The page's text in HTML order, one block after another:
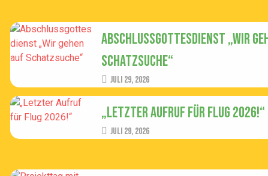
Abschlussgottesdienst „Wir
Schatzsuche“
Juli 29, 2026
„Letzter Aufruf für Flug 2026!“
Juli 29, 2026